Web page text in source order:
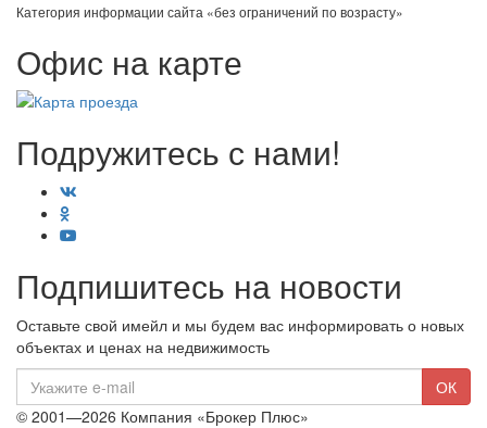
Категория информации сайта «без ограничений по возрасту»
Офис на карте
Подружитесь с нами!
Подпишитесь на новости
Оставьте свой имейл и мы будем вас информировать о новых
объектах и ценах на недвижимость
mail
ОК
© 2001—2026 Компания «Брокер Плюс»